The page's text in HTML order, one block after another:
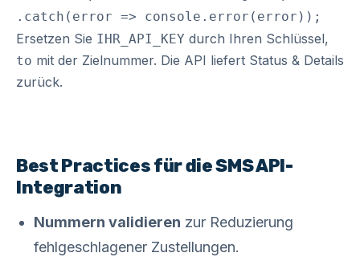
Ersetzen Sie IHR_API_KEY durch Ihren Schlüssel,
to mit der Zielnummer. Die API liefert Status & Details
zurück.
Best Practices für die SMS API-
Integration
Nummern validieren zur Reduzierung
fehlgeschlagener Zustellungen.